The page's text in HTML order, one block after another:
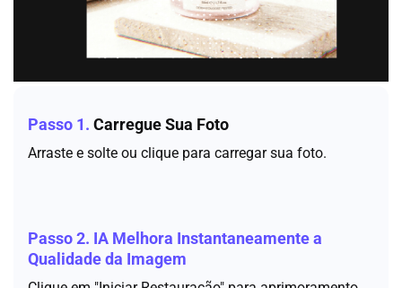
Passo 1. Carregue Sua Foto
Arraste e solte ou clique para carregar sua foto.
Passo 2. IA Melhora Instantaneamente a
Qualidade da Imagem